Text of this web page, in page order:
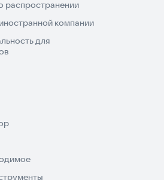
распространении
компании
для